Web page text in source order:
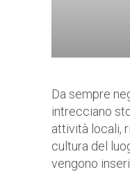
Da sempre
intrecciano
attività locali,
cultura del
vengono